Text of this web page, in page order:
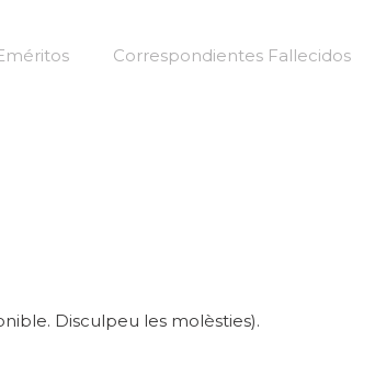
Correspondientes Fallecidos
Disculpeu les molèsties).